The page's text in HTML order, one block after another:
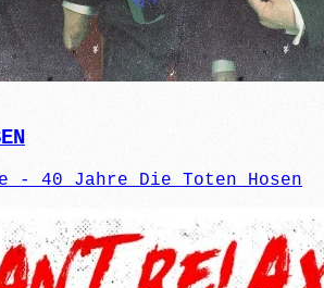
- 40 Jahre Die Toten Hosen